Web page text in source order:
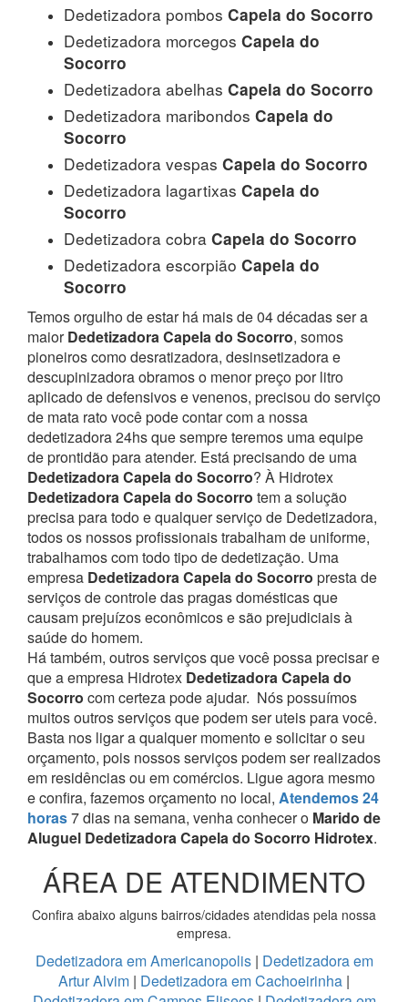
Dedetizadora pombos Capela do Socorro
Dedetizadora morcegos Capela do
Socorro
Dedetizadora abelhas Capela do Socorro
Dedetizadora maribondos Capela do
Socorro
Dedetizadora vespas Capela do Socorro
Dedetizadora lagartixas Capela do
Socorro
Dedetizadora cobra Capela do Socorro
Dedetizadora escorpião Capela do
Socorro
Temos orgulho de estar há mais de 04 décadas ser a
maiorDedetizadora Capela do Socorro, somos
pioneiros como desratizadora, desinsetizadora e
descupinizadora obramos o menor preço por litro
aplicado de defensivos e venenos, precisou do serviço
de mata rato você pode contar com a nossa
dedetizadora 24hs que sempre teremos uma equipe
de prontidão para atender. Está precisando de uma
Dedetizadora Capela do Socorro? À Hidrotex
Dedetizadora Capela do Socorro tem a solução
precisa para todo e qualquer serviço de Dedetizadora,
todos os nossos profissionais trabalham de uniforme,
trabalhamos com todo tipo de dedetização. Uma
empresa Dedetizadora Capela do Socorro presta de
serviços de controle das pragas domésticas que
causam prejuízos econômicos e são prejudiciais à
saúde do homem.
Há também, outros serviços que você possa precisar e
que a empresa Hidrotex Dedetizadora Capela do
Socorro com certeza pode ajudar. Nós possuímos
muitos outros serviços que podem ser uteis para você.
Basta nos ligar a qualquer momento e solicitar o seu
orçamento, pois nossos serviços podem ser realizados
em residências ou em comércios. Ligue agora mesmo
e confira, fazemos orçamento no local, Atendemos 24
horas7 dias na semana, venha conhecer o Marido de
Aluguel Dedetizadora Capela do Socorro Hidrotex.
ÁREA DE ATENDIMENTO
Confira abaixo alguns bairros/cidades atendidas pela nossa
empresa.
Dedetizadora em Americanopolis | Dedetizadora em
Artur Alvim | Dedetizadora em Cachoeirinha |